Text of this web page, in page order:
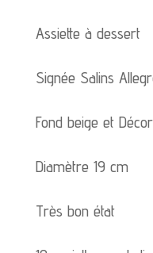
Assiette à dessert
Signée Salins
Fond beige et
Diamètre 19 cm
Très bon état